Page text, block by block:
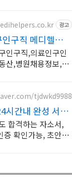
광고
구직 메디헬퍼
의료인 구인
인구직,의료인구인
산,병원채용정보,헤
tjdwkd9988
시간내 완성 서류
합격하는 자소서,
증 확인가능, 초안없